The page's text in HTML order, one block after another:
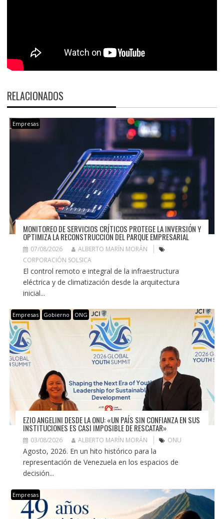
RELACIONADOS
Empresas
MONITOREO DE SERVICIOS CRÍTICOS PROTEGE LA INVERSIÓN Y
OPTIMIZA LA RECONSTRUCCIÓN DEL PARQUE EMPRESARIAL
07/08/2026
ALBERTO MARÍN MORÁN
CORPORACIÓN SOLSICA
El control remoto e integral de la infraestructura
eléctrica y de climatización desde la arquitectura
inicial...
Empresas Gobierno ONG
EZIO ANGELINI DESDE LA ONU: «UN PAÍS SIN CONFIANZA EN SUS
INSTITUCIONES ES CASI IMPOSIBLE DE RESCATAR»
03/08/2026 ALBERTO MARÍN MORÁN ONU
Agosto, 2026. En un hito histórico para la
representación de Venezuela en los espacios de
decisión...
Empresas